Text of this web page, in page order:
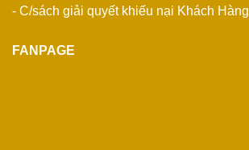
- C/sách giải quyết khiếu nại Khách Hàng
FANPAGE